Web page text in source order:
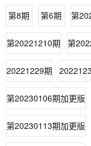
第8期 第6期 第
第20221210期 第
20221229期
第20230106期加更版
第20230113期加更版